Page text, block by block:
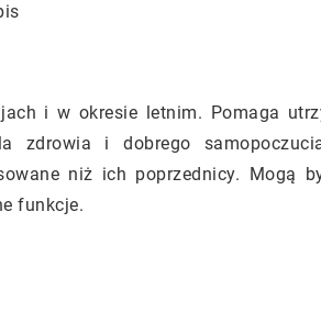
i w okresie letnim. Pomaga
zdrowia i dobrego
niż ich poprzednicy. Mogą
funkcje.